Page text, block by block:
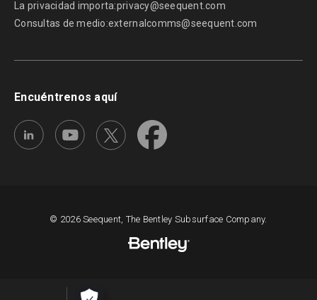
La privacidad importa:privacy@seequent.com
Consultas de medio:externalcomms@seequent.com
Encuéntrenos aquí
© 2026 Seequent, The Bentley Subsurface Company.